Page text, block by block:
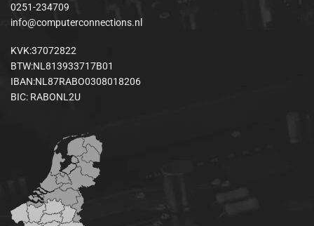
0251-234709
info@computerconnections.nl
KVK:37072822
BTW:NL813933717B01
IBAN:NL87RABO0308018206
BIC: RABONL2U